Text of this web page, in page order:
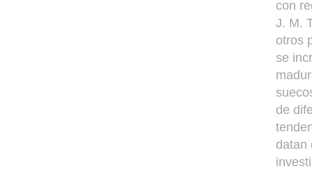
con
J. M.
otros
se
de
datan